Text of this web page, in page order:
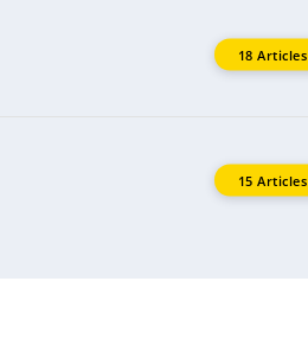
18 Articles
15 Articles